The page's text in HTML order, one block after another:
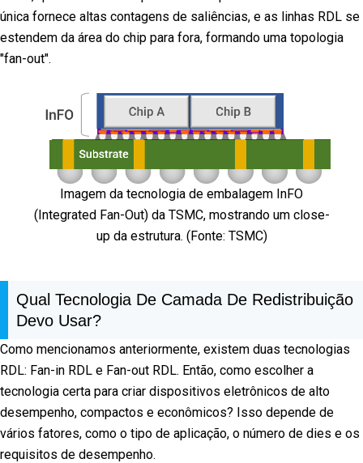
única fornece altas contagens de saliências, e as linhas RDL se
estendem da área do chip para fora, formando uma topologia
"fan-out".
Imagem da tecnologia de embalagem InFO
(Integrated Fan-Out) da TSMC, mostrando um close-
up da estrutura. (Fonte: TSMC)
Qual Tecnologia De Camada De Redistribuição
Devo Usar?
Como mencionamos anteriormente, existem duas tecnologias
RDL: Fan-in RDL e Fan-out RDL. Então, como escolher a
tecnologia certa para criar dispositivos eletrônicos de alto
desempenho, compactos e econômicos? Isso depende de
vários fatores, como o tipo de aplicação, o número de dies e os
requisitos de desempenho.